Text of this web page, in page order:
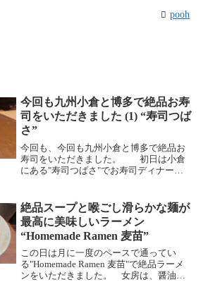
pooh
今回も九州小倉と博多で絶品お寿
司をいただきました (1) “寿司つば
さ”
今回も、今回も九州小倉と博多で絶品お
寿司をいただきました。 初日は小倉
にある"寿司つばさ"でお寿司ディナーを
将からのおすそわけシャンパン）（山の
寿 福岡県久留米市 山...
絶品スープと喉ごし滑らかな麺が
最高に美味しいラーメン
“Homemade Ramen 麦苗”
この日は月に一度のペースで通ってい
る"Homemade Ramen 麦苗"で絶品ラーメ
ンをいただきました。 女房は、醤油ラ